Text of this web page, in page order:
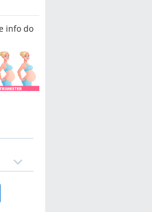
info do